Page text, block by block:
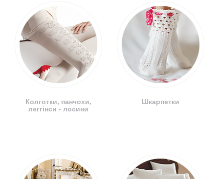
Колготки, панчохи,
леггінси - лосини
Шкарпетки